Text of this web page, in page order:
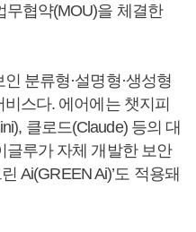
무협약(MOU)을 체결한
분류형·설명형·생성형
스다. 에어에는 챗지피
클로드(Claude) 등의 대
글루가 자체 개발한 보안
Ai(GREEN Ai)’도 적용돼